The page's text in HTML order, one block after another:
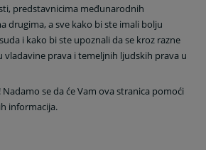
predstavnicima međunarodnih
drugima, a sve kako bi ste imali bolju
i kako bi ste upoznali da se kroz razne
prava i temeljnih ljudskih prava u
se da će Vam ova stranica pomoći
informacija.